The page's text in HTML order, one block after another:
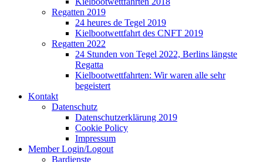
Regatten 2019
24 heures de Tegel 2019
Kielbootwettfahrt des CNFT 2019
Regatten 2022
24 Stunden von Tegel 2022, Berlins längste
Regatta
Kielbootwettfahrten: Wir waren alle sehr
begeistert
Kontakt
Datenschutz
Datenschutzerklärung 2019
Cookie Policy
Impressum
Member Login/Logout
Bardienste